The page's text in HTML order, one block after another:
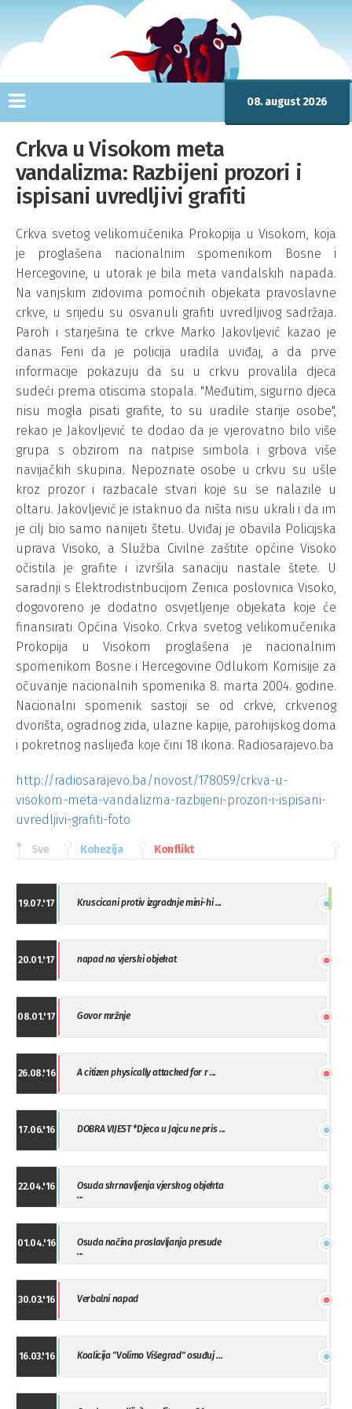
08. august 2026
Crkva u Visokom meta
vandalizma: Razbijeni prozori i
ispisani uvredljivi grafiti
Crkva svetog velikomučenika Prokopija u Visokom, koja
je proglašena nacionalnim spomenikom Bosne i
Hercegovine, u utorak je bila meta vandalskih napada.
Na vanjskim zidovima pomoćnih objekata pravoslavne
crkve, u srijedu su osvanuli grafiti uvredljivog sadržaja.
Paroh i starješina te crkve Marko Jakovljević kazao je
danas Feni da je policija uradila uviđaj, a da prve
informacije pokazuju da su u crkvu provalila djeca
sudeći prema otiscima stopala. "Međutim, sigurno djeca
nisu mogla pisati grafite, to su uradile starije osobe",
rekao je Jakovljević te dodao da je vjerovatno bilo više
grupa s obzirom na natpise simbola i grbova više
navijačkih skupina. Nepoznate osobe u crkvu su ušle
kroz prozor i razbacale stvari koje su se nalazile u
oltaru. Jakovljević je istaknuo da ništa nisu ukrali i da im
je cilj bio samo nanijeti štetu. Uviđaj je obavila Policijska
uprava Visoko, a Služba Civilne zaštite općine Visoko
očistila je grafite i izvršila sanaciju nastale štete. U
saradnji s Elektrodistribucijom Zenica poslovnica Visoko,
dogovoreno je dodatno osvjetljenje objekata koje će
finansirati Općina Visoko. Crkva svetog velikomučenika
Prokopija u Visokom proglašena je nacionalnim
spomenikom Bosne i Hercegovine Odlukom Komisije za
očuvanje nacionalnih spomenika 8. marta 2004. godine.
Nacionalni spomenik sastoji se od crkve, crkvenog
dvorišta, ogradnog zida, ulazne kapije, parohijskog doma
i pokretnog naslijeđa koje čini 18 ikona. Radiosarajevo.ba
http://radiosarajevo.ba/novost/178059/crkva-u-
visokom-meta-vandalizma-razbijeni-prozori-i-ispisani-
uvredljivi-grafiti-foto
Sve Kohezija Konflikt
19.07.'17 Kruscicani protiv izgradnje mini-hi ...
20.01.'17 napad na vjerski objekat
08.01.'17 Govor mržnje
26.08.'16 A citizen physically attacked for r ...
17.06.'16 DOBRA VIJEST *Djeca u Jajcu ne pris ...
22.04.'16
Osuda skrnavljenja vjerskog objekta
...
01.04.'16
Osuda načina proslavljanja presude
...
30.03.'16 Verbalni napad
16.03.'16 Koalicija "Volimo Višegrad" osuđuj ...